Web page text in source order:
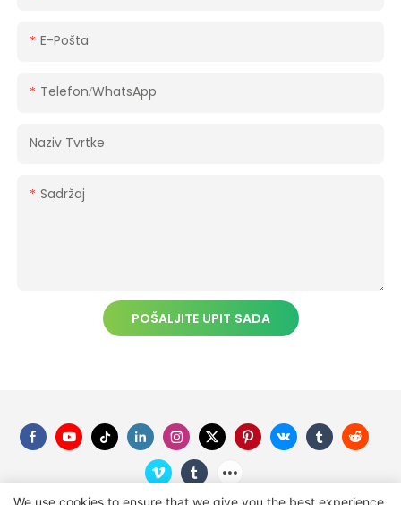
E-Pošta
Telefon/WhatsApp
Naziv Tvrtke
Sadržaj
POŠALJITE UPIT SADA
We use cookies to ensure that we give you the best experience